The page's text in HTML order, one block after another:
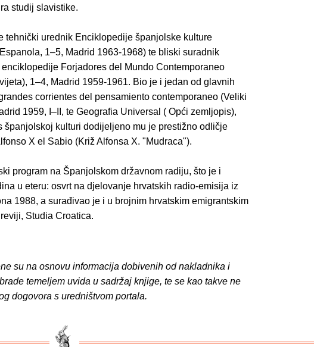
studij slavistike.
tehnički urednik Enciklopedije španjolske kulture
1–5, Madrid 1963-1968) te bliski suradnik
Forjadores del Mundo Contemporaneo
1–4, Madrid 1959-1961. Bio je i jedan od glavnih
corrientes del pensamiento contemporaneo (Veliki
1959, I–II, te Geografia Universal ( Opći zemljopis),
španjolskoj kulturi dodijeljeno mu je prestižno odličje
X el Sabio (Križ Alfonsa X. "Mudraca").
program na Španjolskom državnom radiju, što je i
u eteru: osvrt na djelovanje hrvatskih radio-emisija iz
1988, a surađivao je i u brojnim hrvatskim emigrantskim
Studia Croatica.
su na osnovu informacija dobivenih od nakladnika i
temeljem uvida u sadržaj knjige, te se kao takve ne
dogovora s uredništvom portala.